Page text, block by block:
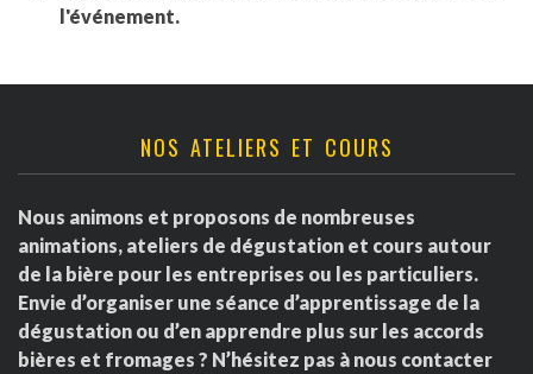
l'événement.
NOS ATELIERS ET COURS
Nous animons et proposons de nombreuses
animations, ateliers de dégustation et cours autour
de la bière pour les entreprises ou les particuliers.
Envie d’organiser une séance d’apprentissage de la
dégustation ou d’en apprendre plus sur les accords
bières et fromages ? N’hésitez pas à nous contacter